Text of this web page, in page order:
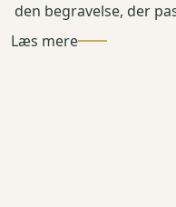
den begravelse, der
Læs mere